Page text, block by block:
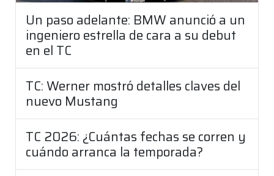
Un paso adelante: BMW anunció a un
ingeniero estrella de cara a su debut
en el TC
TC: Werner mostró detalles claves del
nuevo Mustang
TC 2026: ¿Cuántas fechas se corren y
cuándo arranca la temporada?